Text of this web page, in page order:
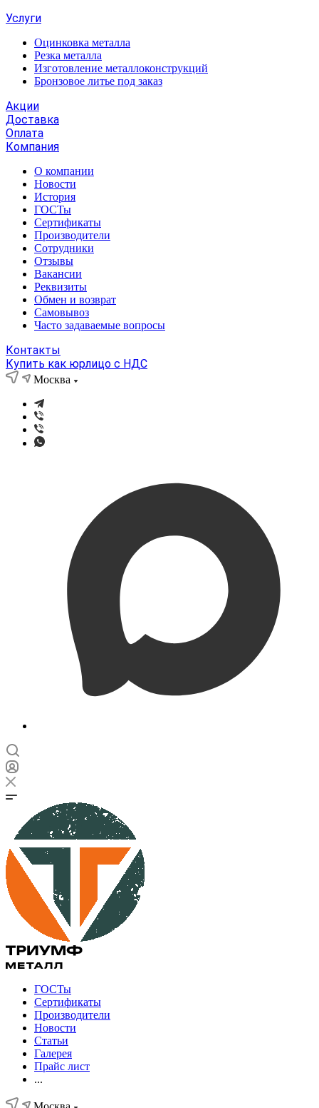
Услуги
Оцинковка металла
Резка металла
Изготовление металлоконструкций
Бронзовое литье под заказ
Акции
Доставка
Оплата
Компания
О компании
Новости
История
ГОСТы
Сертификаты
Производители
Сотрудники
Отзывы
Вакансии
Реквизиты
Обмен и возврат
Самовывоз
Часто задаваемые вопросы
Контакты
Купить как юрлицо с НДС
Москва
ГОСТы
Сертификаты
Производители
Новости
Статьи
Галерея
Прайс лист
...